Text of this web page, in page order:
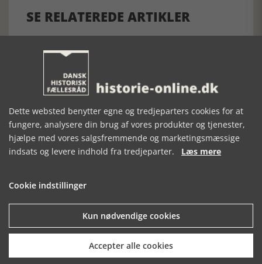
SE RELATEREDE ARTIKLER
GUNHILDS
FRIHEDEN
STJERNER AF
Den største samling af moselig i verden på Museum
Silkeborg Hovedgården
Dette websted benytter egne og tredjeparters cookies for at
fungere, analysere din brug af vores produkter og tjenester,
hjælpe med vores salgsfremmende og marketingsmæssige
indsats og levere indhold fra tredjeparter. Læs mere
Cookie indstillinger
Kun nødvendige cookies
Accepter alle cookies